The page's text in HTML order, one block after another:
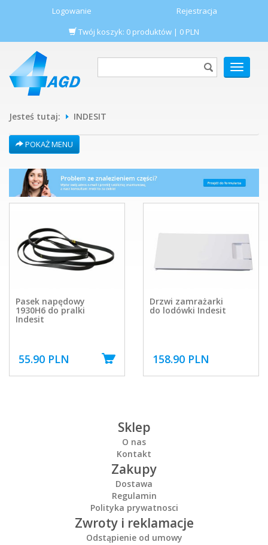
Logowanie
Rejestracja
Twój koszyk: 0 produktów | 0 PLN
POKAŻ
MENU
Jesteś tutaj: INDESIT
POKAŻ MENU
Pasek napędowy
1930H6 do pralki
Indesit
55.90 PLN
Drzwi zamrażarki
do lodówki Indesit
158.90 PLN
Sklep
O nas
Kontakt
Zakupy
Dostawa
Regulamin
Polityka prywatnosci
Zwroty i reklamacje
Odstąpienie od umowy